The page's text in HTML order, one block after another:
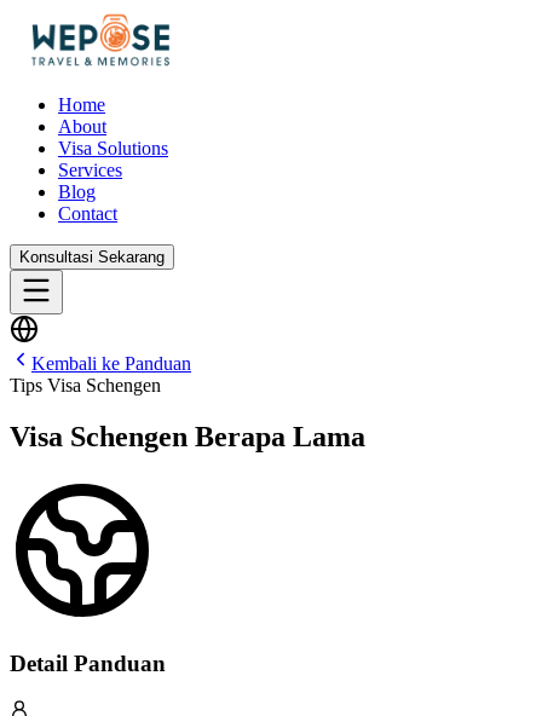
Home
About
Visa Solutions
Services
Blog
Contact
Konsultasi Sekarang
Kembali ke Panduan
Tips Visa Schengen
Visa Schengen Berapa Lama
Detail Panduan